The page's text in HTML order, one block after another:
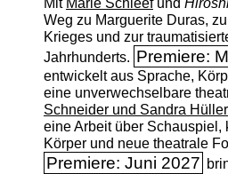
Mit Marie Schleefund
Weg zu Marguerite Duras,
Krieges und zur
Jahrhunderts. Premiere:
entwickelt aus Sprache,
eine unverwechselbare
Schneider und Sandra
eine Arbeit über Schauspiel,
Körper und neue theatrale
Premiere: Juni 2027